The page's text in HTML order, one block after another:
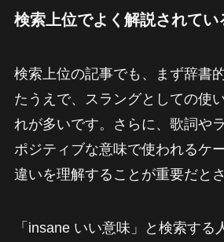
検索上位でよく解説されてい
検索上位の記事でも、まず辞書
たうえで、スラングとしての使
れが多いです。さらに、歌詞や
ポジティブな意味で使われるケ
違いを理解することが重要だと
「insane いい意味」と検索する